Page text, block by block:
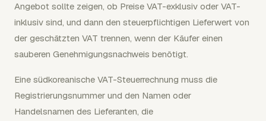
Angebot sollte zeigen, ob Preise VAT-exklusiv oder VAT-
inklusiv sind, und dann den steuerpflichtigen Lieferwert von
der geschätzten VAT trennen, wenn der Käufer einen
sauberen Genehmigungsnachweis benötigt.
Eine südkoreanische VAT-Steuerrechnung muss die
Registrierungsnummer und den Namen oder
Handelsnamen des Lieferanten, die